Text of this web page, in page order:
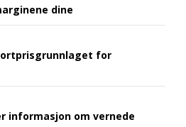
dine
for
informasjon om vernede